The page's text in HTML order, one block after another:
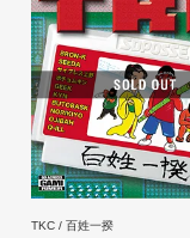
TKC / 百姓一揆